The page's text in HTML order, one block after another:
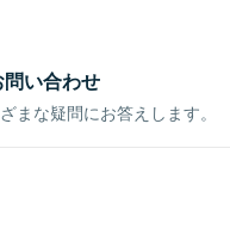
い合わせ
まな疑問にお答えします。